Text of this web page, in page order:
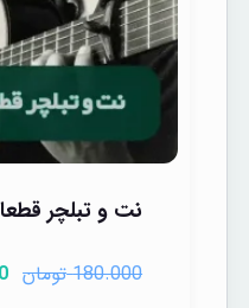
نت و تبلچر
180.000 تومان